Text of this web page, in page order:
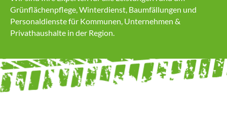
Grünflächenpflege, Winterdienst, Baumfällungen und
Personaldienste für Kommunen, Unternehmen &
Privathaushalte in der Region.